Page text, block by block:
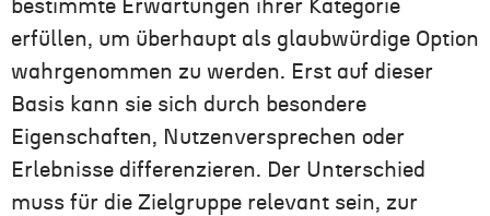
bestimmte Erwartungen ihrer Kategorie
erfüllen, um überhaupt als glaubwürdige Option
wahrgenommen zu werden. Erst auf dieser
Basis kann sie sich durch besondere
Eigenschaften, Nutzenversprechen oder
Erlebnisse differenzieren. Der Unterschied
muss für die Zielgruppe relevant sein, zur